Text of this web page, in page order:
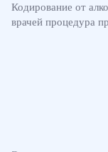
Кодирование от
врачей процедура